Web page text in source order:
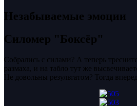
Незабываемые эмоции
Силомер "Боксёр"
Собрались с силами? А теперь
размаха, и на табло тут же
Не довольны результатом? Тогда